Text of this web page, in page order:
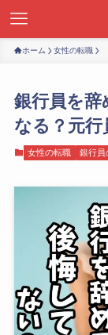
ホーム 女性の転職
銀行員を辞
なる？元行
女性の転職 銀行員